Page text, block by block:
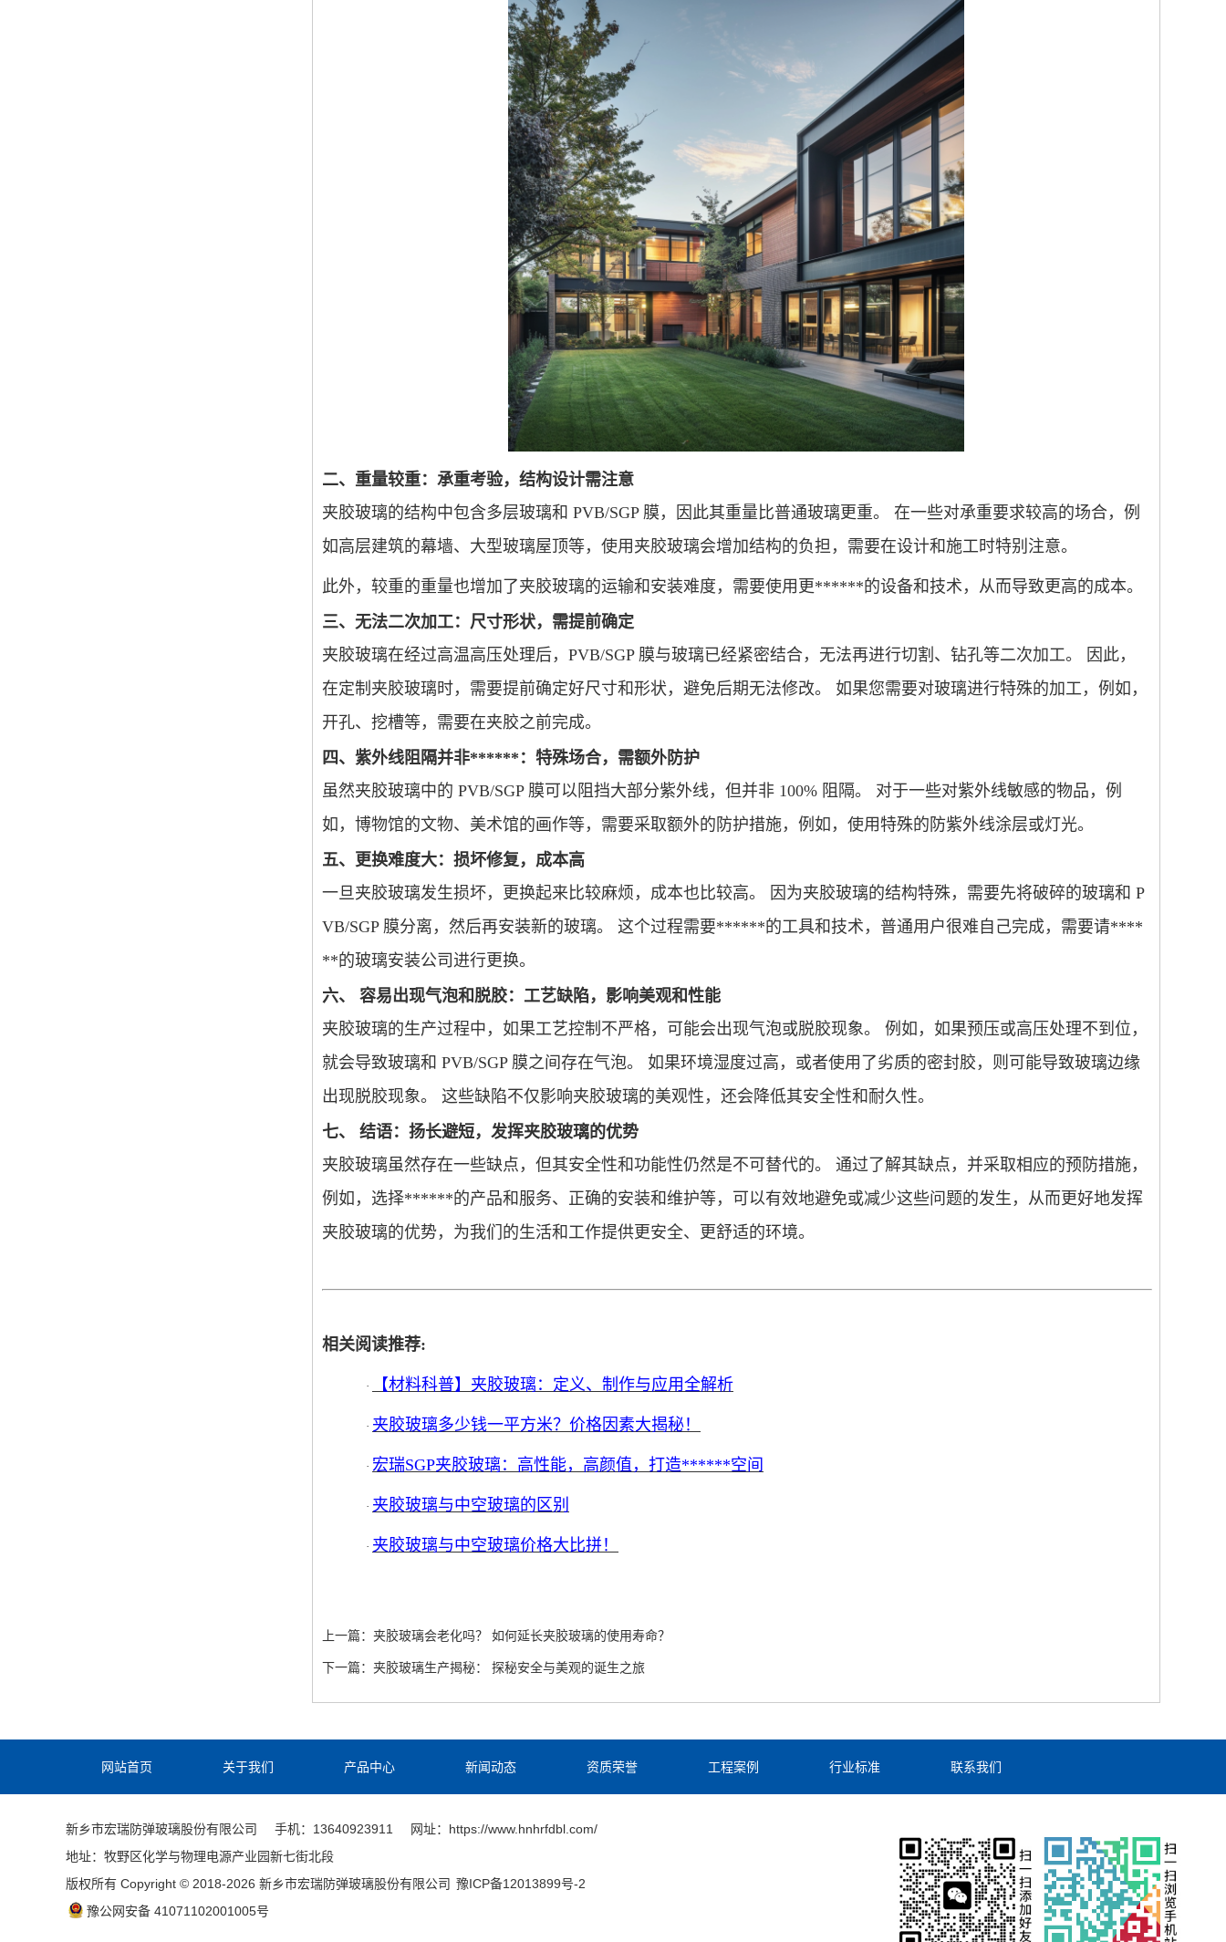
二、重量较重：承重考验，结构设计需注意
夹胶玻璃的结构中包含多层玻璃和 PVB/SGP 膜，因此其重量比普通玻璃更重。 在一些对承重要求较高的场合，例
如高层建筑的幕墙、大型玻璃屋顶等，使用夹胶玻璃会增加结构的负担，需要在设计和施工时特别注意。
此外，较重的重量也增加了夹胶玻璃的运输和安装难度，需要使用更******的设备和技术，从而导致更高的成本。
三、无法二次加工：尺寸形状，需提前确定
夹胶玻璃在经过高温高压处理后， PVB/SGP 膜与玻璃已经紧密结合，无法再进行切割、钻孔等二次加工。 因此，
在定制夹胶玻璃时，需要提前确定好尺寸和形状，避免后期无法修改。 如果您需要对玻璃进行特殊的加工，例如，
开孔、挖槽等，需要在夹胶之前完成。
四、紫外线阻隔并非******：特殊场合，需额外防护
虽然夹胶玻璃中的 PVB/SGP 膜可以阻挡大部分紫外线，但并非 100% 阻隔。 对于一些对紫外线敏感的物品，例
如，博物馆的文物、美术馆的画作等，需要采取额外的防护措施，例如，使用特殊的防紫外线涂层或灯光。
五、更换难度大：损坏修复，成本高
一旦夹胶玻璃发生损坏，更换起来比较麻烦，成本也比较高。
因为夹胶玻璃的结构特殊，需要先将破碎的玻璃和 P
VB/SGP 膜分离，然后再安装新的玻璃。 这个过程需要******的工具和技术，普通用户很难自己完成，需要请****
**的玻璃安装公司进行更换。
六、
容易出现气泡和脱胶：工艺缺陷，影响美观和性能
夹胶玻璃的生产过程中，如果工艺控制不严格，可能会出现气泡或脱胶现象。
例如，如果预压或高压处理不到位，
就会导致玻璃和 PVB/SGP 膜之间存在气泡。 如果环境湿度过高，或者使用了劣质的密封胶，则可能导致玻璃边缘
出现脱胶现象。 这些缺陷不仅影响夹胶玻璃的美观性，还会降低其安全性和耐久性。
七、
结语：扬长避短，发挥夹胶玻璃的优势
夹胶玻璃虽然存在一些缺点，但其安全性和功能性仍然是不可替代的。
通过了解其缺点，并采取相应的预防措施，
例如，选择******的产品和服务、正确的安装和维护等，可以有效地避免或减少这些问题的发生，从而更好地发挥
夹胶玻璃的优势，为我们的生活和工作提供更安全、更舒适的环境。
相关阅读推荐:
· 【材料科普】夹胶玻璃：定义、制作与应用全解析
· 夹胶玻璃多少钱一平方米？价格因素大揭秘！
· 宏瑞SGP夹胶玻璃：高性能，高颜值，打造******空间
· 夹胶玻璃与中空玻璃的区别
· 夹胶玻璃与中空玻璃价格大比拼！
上一篇： 夹胶玻璃会老化吗？ 如何延长夹胶玻璃的使用寿命？
下一篇： 夹胶玻璃生产揭秘： 探秘安全与美观的诞生之旅
网站首页 关于我们 产品中心 新闻动态 资质荣誉 工程案例 行业标准 联系我们
新乡市宏瑞防弹玻璃股份有限公司 手机：13640923911
网址：https://www.hnhrfdbl.com/
地址：牧野区化学与物理电源产业园新七街北段
版权所有 Copyright © 2018-2026 新乡市宏瑞防弹玻璃股份有限公司 豫ICP备12013899号-2
豫公网安备 41071102001005号